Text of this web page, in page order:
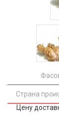
Страна
Цену